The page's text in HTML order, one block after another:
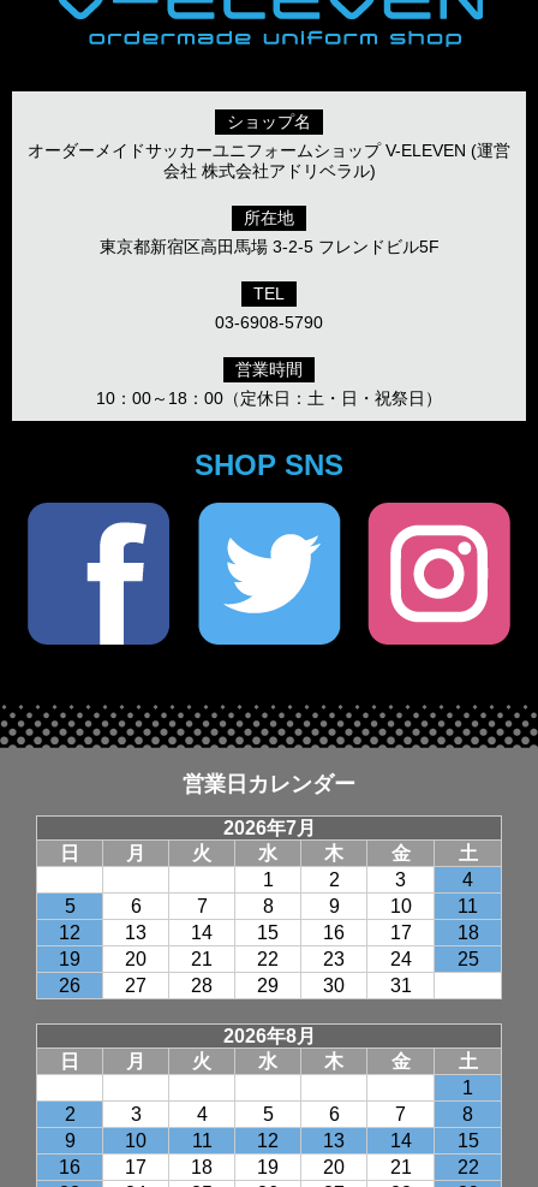
ショップ名
オーダーメイドサッカーユニフォームショップ V-ELEVEN (運営
会社 株式会社アドリベラル)
所在地
東京都新宿区高田馬場 3-2-5 フレンドビル5F
TEL
03-6908-5790
営業時間
10：00～18：00（定休日：土・日・祝祭日）
SHOP SNS
営業日カレンダー